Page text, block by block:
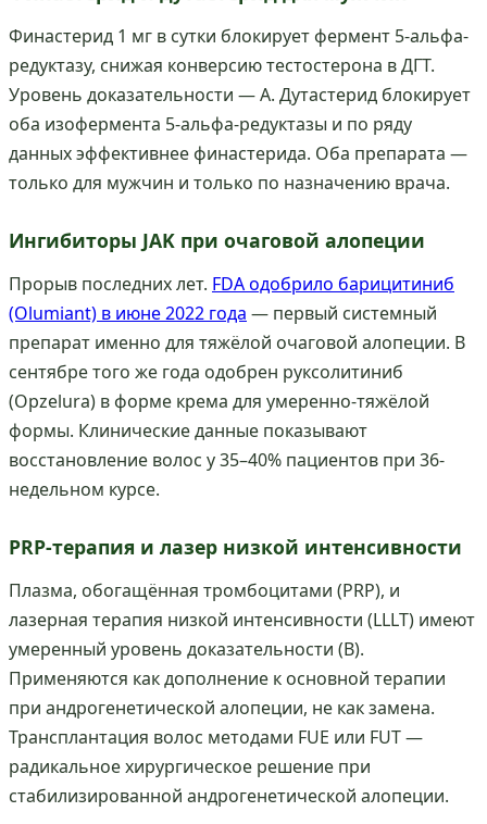
Финастерид 1 мг в сутки блокирует фермент 5-альфа-
редуктазу, снижая конверсию тестостерона в ДГТ.
Уровень доказательности — A. Дутастерид блокирует
оба изофермента 5-альфа-редуктазы и по ряду
данных эффективнее финастерида. Оба препарата —
только для мужчин и только по назначению врача.
Ингибиторы JAK при очаговой алопеции
Прорыв последних лет. FDA одобрило барицитиниб
(Olumiant) в июне 2022 года — первый системный
препарат именно для тяжёлой очаговой алопеции. В
сентябре того же года одобрен руксолитиниб
(Opzelura) в форме крема для умеренно-тяжёлой
формы. Клинические данные показывают
восстановление волос у 35–40% пациентов при 36-
недельном курсе.
PRP-терапия и лазер низкой интенсивности
Плазма, обогащённая тромбоцитами (PRP), и
лазерная терапия низкой интенсивности (LLLT) имеют
умеренный уровень доказательности (B).
Применяются как дополнение к основной терапии
при андрогенетической алопеции, не как замена.
Трансплантация волос методами FUE или FUT —
радикальное хирургическое решение при
стабилизированной андрогенетической алопеции.